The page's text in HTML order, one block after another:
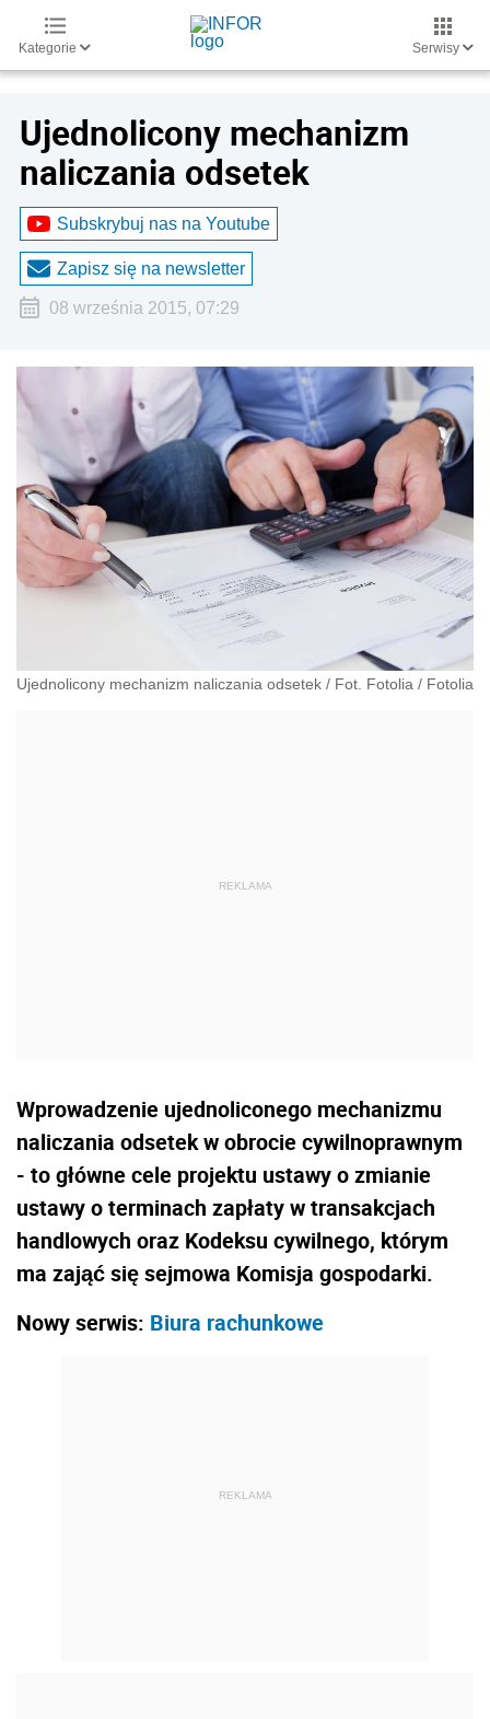
Kategorie Serwisy
Ujednolicony mechanizm
naliczania odsetek
Subskrybuj nas na Youtube
Zapisz się na newsletter
08 września 2015, 07:29
Ujednolicony mechanizm naliczania odsetek / Fot. Fotolia / Fotolia
Wprowadzenie ujednoliconego mechanizmu
naliczania odsetek w obrocie cywilnoprawnym
- to główne cele projektu ustawy o zmianie
ustawy o terminach zapłaty w transakcjach
handlowych oraz Kodeksu cywilnego, którym
ma zająć się sejmowa Komisja gospodarki.
Nowy serwis: Biura rachunkowe
REKLAMA